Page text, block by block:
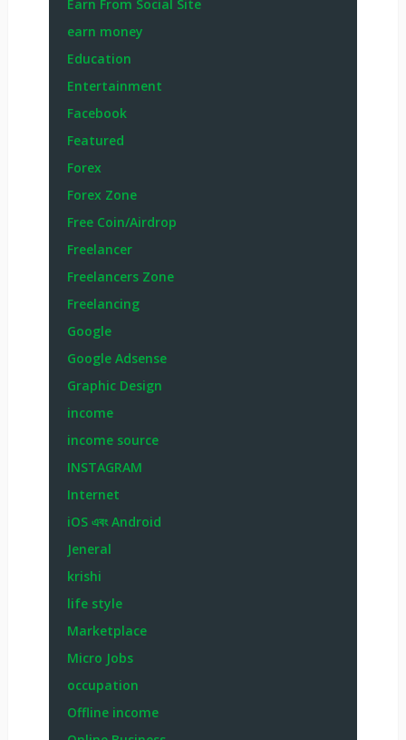
Earn From Social Site
earn money
Education
Entertainment
Facebook
Featured
Forex
Forex Zone
Free Coin/Airdrop
Freelancer
Freelancers Zone
Freelancing
Google
Google Adsense
Graphic Design
income
income source
INSTAGRAM
Internet
iOS এবং Android
Jeneral
krishi
life style
Marketplace
Micro Jobs
occupation
Offline income